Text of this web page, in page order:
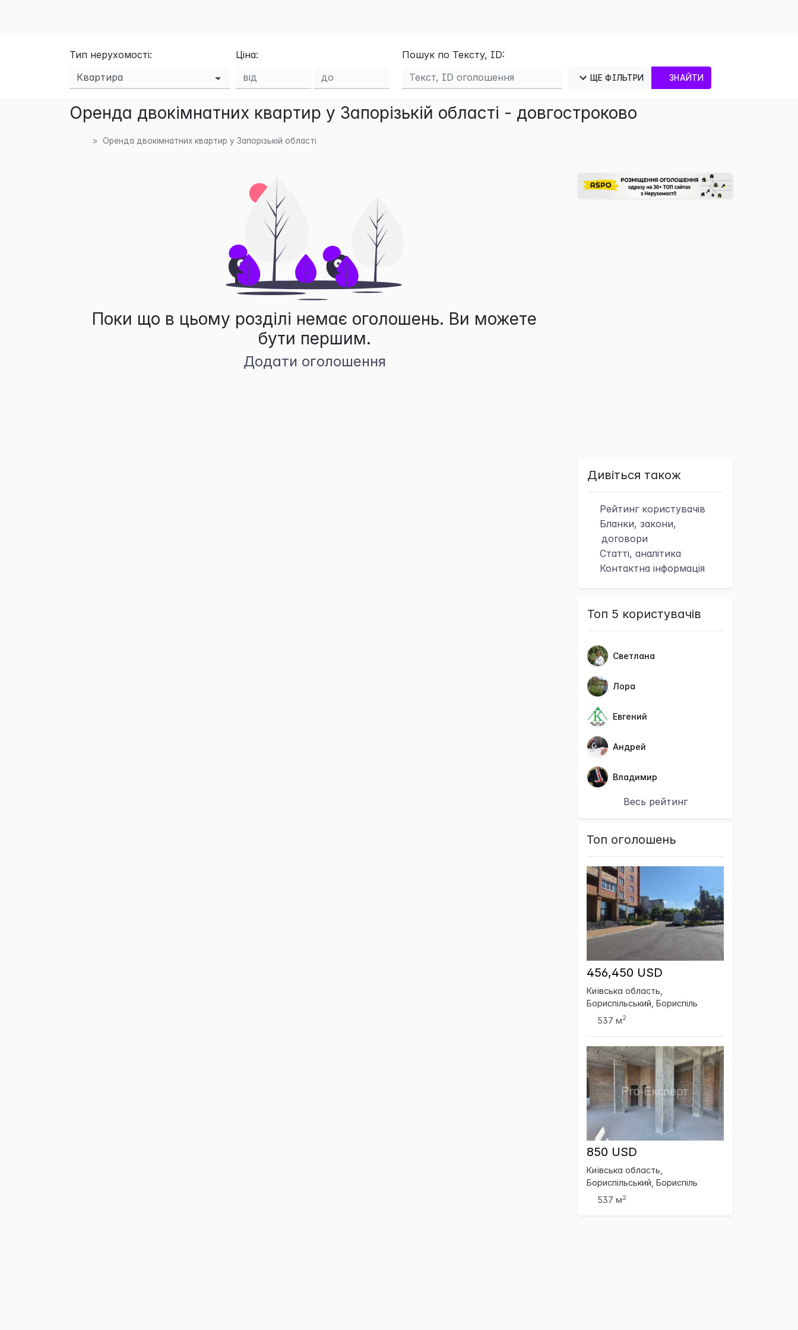
Тип нерухомості: Ціна: Пошук по Тексту, ID:
ЩЕ ФІЛЬТРИ ЗНАЙТИ
Оренда двокімнатних квартир у Запорізькій області - довгостроково
Оренда двокімнатних квартир у Запорізькій області
Поки що в цьому розділі немає оголошень. Ви можете
бути першим.
Додати оголошення
Дивіться також
Рейтинг користувачів
Бланки, закони,
договори
Статті, аналітика
Контактна інформація
Топ 5 користувачів
Светлана
Лора
Евгений
Андрей
Владимир
Весь рейтинг
Топ оголошень
456,450 USD
Київська область,
Бориспільський, Бориспіль
537 м2
850 USD
Київська область,
Бориспільський, Бориспіль
537 м2